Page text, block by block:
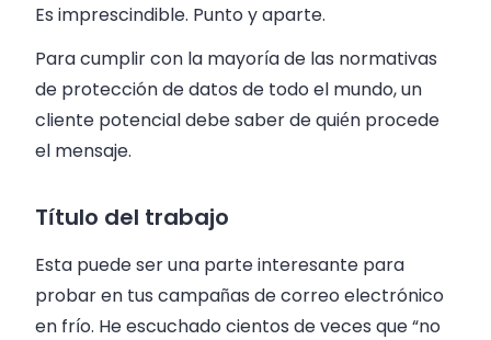
Es imprescindible. Punto y aparte.
Para cumplir con la mayoría de las normativas
de protección de datos de todo el mundo, un
cliente potencial debe saber de quién procede
el mensaje.
Título del trabajo
Esta puede ser una parte interesante para
probar en tus campañas de correo electrónico
en frío. He escuchado cientos de veces que “no